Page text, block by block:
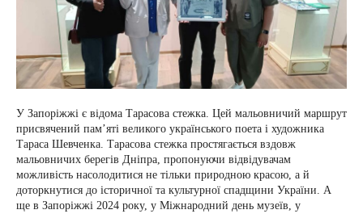
У Запоріжжі є відома Тарасова стежка. Цей мальовничий маршрут
присвячений пам’яті великого українського поета і художника
Тараса Шевченка. Тарасова стежка простягається вздовж
мальовничих берегів Дніпра, пропонуючи відвідувачам
можливість насолодитися не тільки природною красою, а й
доторкнутися до історичної та культурної спадщини України. А
ще в Запоріжжі 2024 року, у Міжнародний день музеїв, у